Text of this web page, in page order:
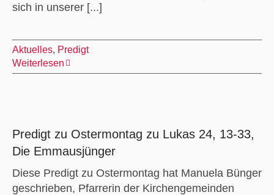
sich in unserer [...]
Aktuelles, Predigt
Weiterlesen
Predigt zu Ostermontag zu Lukas 24, 13-33,
Die Emmausjünger
Diese Predigt zu Ostermontag hat Manuela Bünger
geschrieben, Pfarrerin der Kirchengemeinden